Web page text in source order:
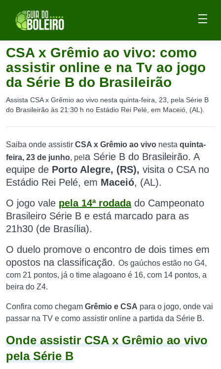
CSA x Grêmio ao vivo: como
assistir online e na Tv ao jogo
da Série B do Brasileirão
Assista CSA x Grêmio ao vivo nesta quinta-feira, 23, pela Série B
do Brasileirão às 21:30 h no Estádio Rei Pelé, em Maceió, (AL).
Saiba onde assistir CSA x Grêmio ao vivo nesta quinta-
feira, 23 de junho, pel a Série B do Brasileirão. A
equipe de Porto Alegre, (RS), visita o CSA no
Estádio Rei Pelé, em Maceió, (AL).
O jogo vale pela 14ª rodadado Campeonato
Brasileiro Série B e está marcado para as
21h30 (de Brasília).
O duelo promove o encontro de dois times em
opostos na classificação. Os gaúchos estão no G4,
com 21 pontos, já o time alagoano é 16, com 14 pontos, a
beira do Z4.
Confira como chegam Grêmio e CSA para o jogo, onde vai
passar na TV e como assistir online a partida da Série B.
Onde assistir CSA x Grêmio ao vivo
pela Série B